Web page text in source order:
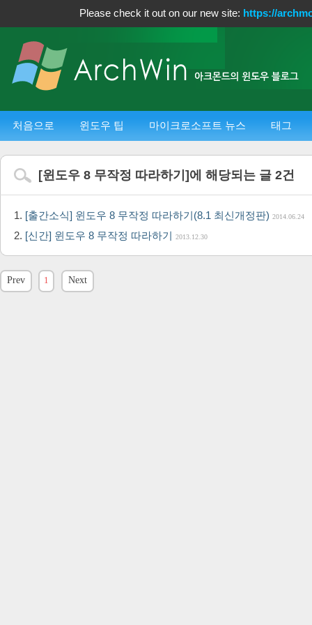
Please check it out on our new site: https://
처음으로 윈도우 팁 마이크로소프트 뉴스 태그
[윈도우 8 무작정 따라하기 ]에 해당되는 글 2건
[출간소식] 윈도우 8 무작정 따라하기(8.1 최신개정판) 2014.06.24
[신간] 윈도우 8 무작정 따라하기 2013.12.30
Prev 1 Next